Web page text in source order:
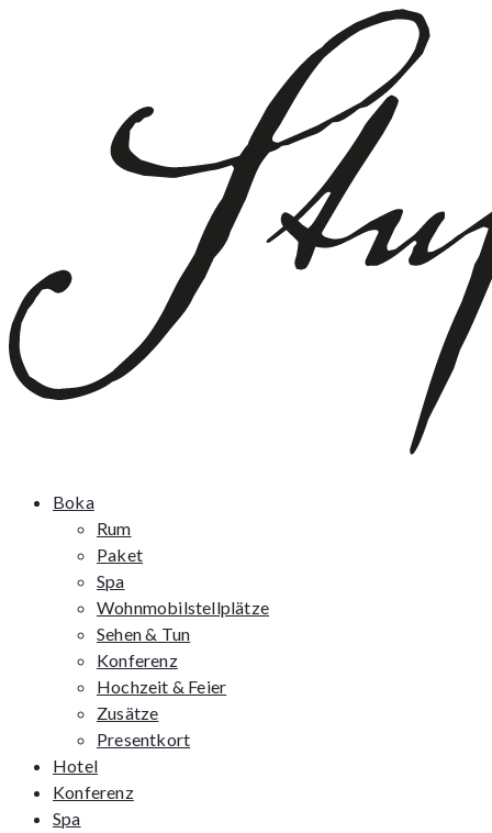
Boka
Rum
Paket
Spa
Wohnmobilstellplätze
Sehen & Tun
Konferenz
Hochzeit & Feier
Zusätze
Presentkort
Hotel
Konferenz
Spa